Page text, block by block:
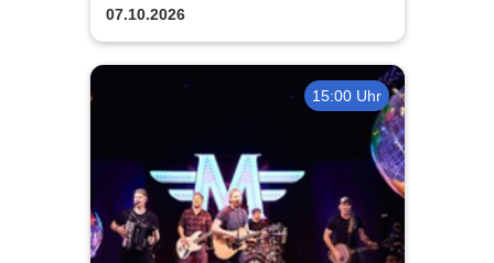
Nimz
07.10.2026
15:00 Uhr